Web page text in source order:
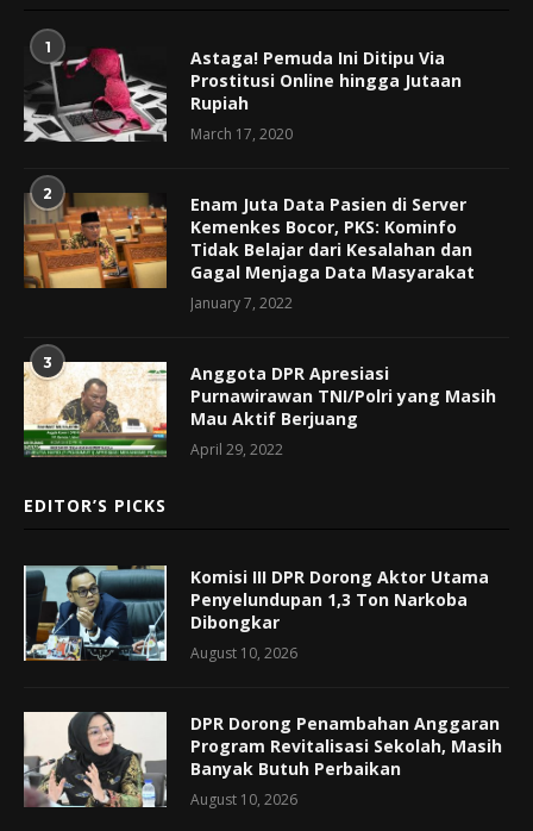
1
Astaga! Pemuda Ini Ditipu Via
Prostitusi Online hingga Jutaan
Rupiah
March 17, 2020
2
Enam Juta Data Pasien di Server
Kemenkes Bocor, PKS: Kominfo
Tidak Belajar dari Kesalahan dan
Gagal Menjaga Data Masyarakat
January 7, 2022
3
Anggota DPR Apresiasi
Purnawirawan TNI/Polri yang Masih
Mau Aktif Berjuang
April 29, 2022
EDITOR’S PICKS
Komisi III DPR Dorong Aktor Utama
Penyelundupan 1,3 Ton Narkoba
Dibongkar
August 10, 2026
DPR Dorong Penambahan Anggaran
Program Revitalisasi Sekolah, Masih
Banyak Butuh Perbaikan
August 10, 2026